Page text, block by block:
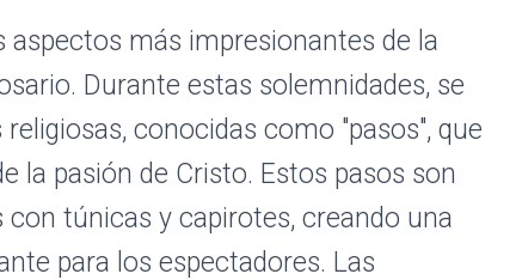
aspectos más impresionantes de la
Durante estas solemnidades, se
conocidas como "pasos", que
la pasión de Cristo. Estos pasos son
túnicas y capirotes, creando una
para los espectadores. Las